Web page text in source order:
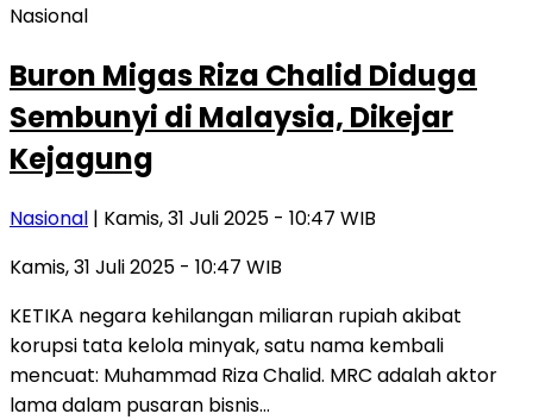
Nasional
Buron Migas Riza Chalid Diduga
Sembunyi di Malaysia, Dikejar
Kejagung
Nasional | Kamis, 31 Juli 2025 - 10:47 WIB
Kamis, 31 Juli 2025 - 10:47 WIB
KETIKA negara kehilangan miliaran rupiah akibat
korupsi tata kelola minyak, satu nama kembali
mencuat: Muhammad Riza Chalid. MRC adalah aktor
lama dalam pusaran bisnis…